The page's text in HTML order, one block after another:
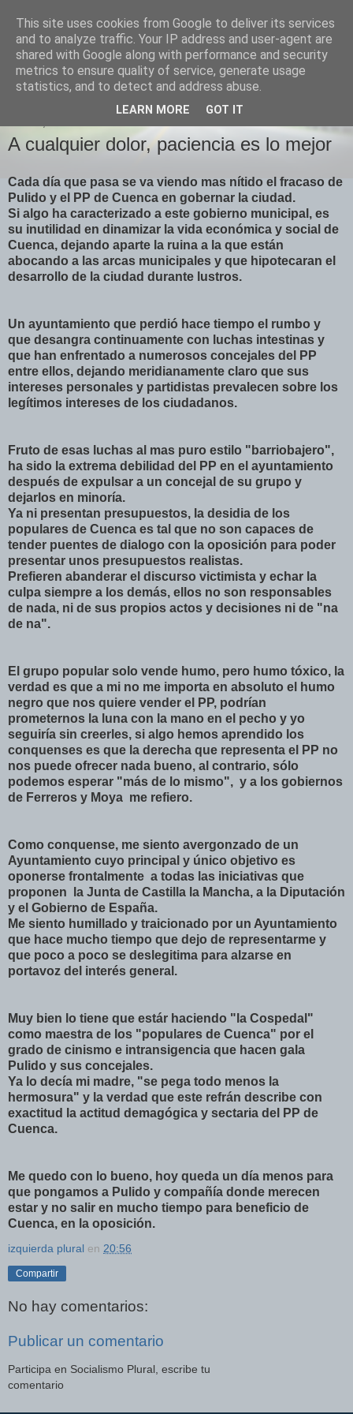
Izquierda Plural
Desde Cuenca para el mundo
A cualquier dolor, paciencia es lo mejor
Cada día que pasa se va viendo mas nítido el fracaso de
Pulido y el PP de Cuenca en gobernar la ciudad.
Si algo ha caracterizado a este gobierno municipal, es
su inutilidad en dinamizar la vida económica y social de
Cuenca, dejando aparte la ruina a la que están
abocando a las arcas municipales y que hipotecaran el
desarrollo de la ciudad durante lustros.
Un ayuntamiento que perdió hace tiempo el rumbo y
que desangra continuamente con luchas intestinas y
que han enfrentado a numerosos concejales del PP
entre ellos, dejando meridianamente claro que sus
intereses personales y partidistas prevalecen sobre los
legítimos intereses de los ciudadanos.
Fruto de esas luchas al mas puro estilo "barriobajero",
ha sido la extrema debilidad del PP en el ayuntamiento
después de expulsar a un concejal de su grupo y
dejarlos en minoría.
Ya ni presentan presupuestos, la desidia de los
populares de Cuenca es tal que no son capaces de
tender puentes de dialogo con la oposición para poder
presentar unos presupuestos realistas.
Prefieren abanderar el discurso victimista y echar la
culpa siempre a los demás, ellos no son responsables
de nada, ni de sus propios actos y decisiones ni de "na
de na".
El grupo popular solo vende humo, pero humo tóxico, la
verdad es que a mi no me importa en absoluto el humo
negro que nos quiere vender el PP, podrían
prometernos la luna con la mano en el pecho y yo
seguiría sin creerles, si algo hemos aprendido los
conquenses es que la derecha que representa el PP no
nos puede ofrecer nada bueno, al contrario, sólo
podemos esperar "más de lo mismo", y a los gobiernos
de Ferreros y Moya me refiero.
Como conquense, me siento avergonzado de un
Ayuntamiento cuyo principal y único objetivo es
oponerse frontalmente a todas las iniciativas que
proponen la Junta de Castilla la Mancha, a la Diputación
y el Gobierno de España.
Me siento humillado y traicionado por un Ayuntamiento
que hace mucho tiempo que dejo de representarme y
que poco a poco se deslegitima para alzarse en
portavoz del interés general.
Muy bien lo tiene que estár haciendo "la Cospedal"
como maestra de los "populares de Cuenca" por el
grado de cinismo e intransigencia que hacen gala
Pulido y sus concejales.
Ya lo decía mi madre, "se pega todo menos la
hermosura" y la verdad que este refrán describe con
exactitud la actitud demagógica y sectaria del PP de
Cuenca.
Me quedo con lo bueno, hoy queda un día menos para
que pongamos a Pulido y compañía donde merecen
estar y no salir en mucho tiempo para beneficio de
Cuenca, en la oposición.
izquierda plural en 20:56
Compartir
No hay comentarios:
Publicar un comentario
Participa en Socialismo Plural, escribe tu
comentario
This site uses cookies from Google to deliver its services
and to analyze traffic. Your IP address and user-agent are
shared with Google along with performance and security
metrics to ensure quality of service, generate usage
statistics, and to detect and address abuse.
LEARN MORE GOT IT